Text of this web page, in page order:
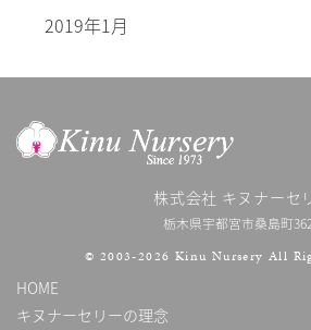
2019年1月
株式会社 キヌナーセ
栃木県宇都宮市桑島町
© 2003-2026 Kinu Nursery All
HOME
キヌナーセリーの理念